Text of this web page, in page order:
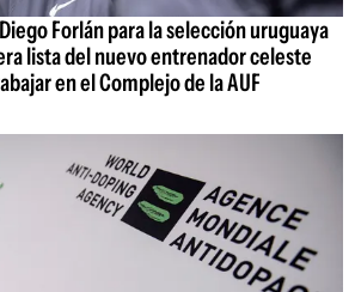
Forlán para la selección uruguaya
lista del nuevo entrenador celeste
en el Complejo de la AUF